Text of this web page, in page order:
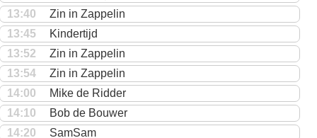
13:40
Zin in Zappelin
13:45
Kindertijd
13:52
Zin in Zappelin
13:54
Zin in Zappelin
14:00
Mike de Ridder
14:10
Bob de Bouwer
14:20
SamSam